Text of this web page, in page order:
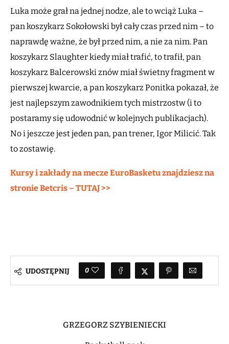
Luka może grał na jednej nodze, ale to wciąż Luka –
pan koszykarz Sokołowski był cały czas przed nim – to
naprawdę ważne, że był przed nim, a nie za nim. Pan
koszykarz Slaughter kiedy miał trafić, to trafił, pan
koszykarz Balcerowski znów miał świetny fragment w
pierwszej kwarcie, a pan koszykarz Ponitka pokazał, że
jest najlepszym zawodnikiem tych mistrzostw (i to
postaramy się udowodnić w kolejnych publikacjach).
No i jeszcze jest jeden pan, pan trener, Igor Milicić. Tak
to zostawię.
Kursy i zakłady na mecze EuroBasketu znajdziesz na
stronie Betcris – TUTAJ >>
UDOSTĘPNIJ 0
GRZEGORZ SZYBIENIECKI